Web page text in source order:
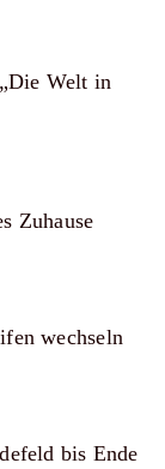
Welt in
Zuhause
wechseln
bis Ende